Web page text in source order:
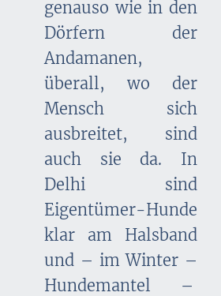
genauso wie in den
Dörfern der
Andamanen,
überall, wo der
Mensch sich
ausbreitet, sind
auch sie da. In
Delhi sind
Eigentümer-Hunde
klar am Halsband
und – im Winter –
Hundemantel –